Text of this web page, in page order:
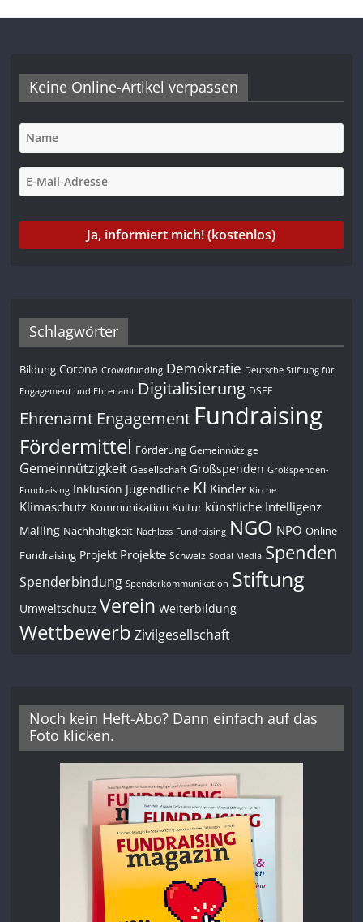
Keine Online-Artikel verpassen
Schlagwörter
Bildung Corona Crowdfunding Demokratie Deutsche Stiftung für
Engagement und Ehrenamt Digitalisierung DSEE
Ehrenamt Engagement Fundraising
Fördermittel Förderung Gemeinnützige
Gemeinnützigkeit Gesellschaft Großspenden Großspenden-
Fundraising Inklusion Jugendliche KI Kinder Kirche
Klimaschutz Kommunikation Kultur künstliche Intelligenz
Mailing Nachhaltigkeit Nachlass-Fundraising NGO NPO Online-
Fundraising Projekt Projekte Schweiz Social Media Spenden
Spenderbindung Spenderkommunikation Stiftung
Umweltschutz Verein Weiterbildung
Wettbewerb Zivilgesellschaft
Noch kein Heft-Abo? Dann einfach auf das
Foto klicken.